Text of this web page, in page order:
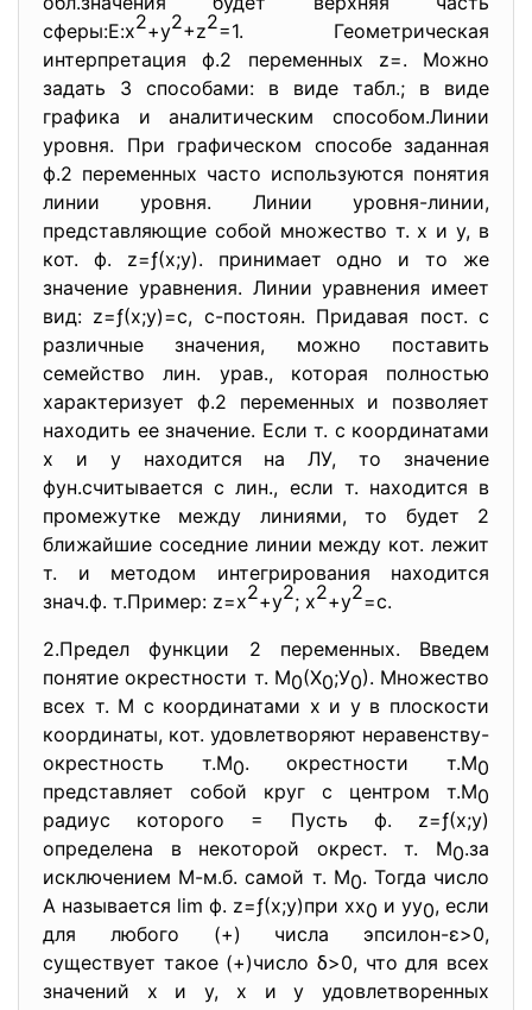
сферы:Е:х2+у2+z2=1. Геометрическая
интерпретация ф.2 переменных z=. Можно
задать 3 способами: в виде табл.; в виде
графика и аналитическим способом.Линии
уровня. При графическом способе заданная
ф.2 переменных часто используются понятия
линии уровня. Линии уровня-линии,
представляющие собой множество т. х и у, в
кот. ф. z=ƒ(х;у). принимает одно и то же
значение уравнения. Линии уравнения имеет
вид: z=ƒ(х;у)=с, с-постоян. Придавая пост. с
различные значения, можно поставить
семейство лин. урав., которая полностью
характеризует ф.2 переменных и позволяет
находить ее значение. Если т. с координатами
х и у находится на ЛУ, то значение
фун.считывается с лин., если т. находится в
промежутке между линиями, то будет 2
ближайшие соседние линии между кот. лежит
т. и методом интегрирования находится
знач.ф. т.Пример: z=х2+у2; х2+у2=с.
2.Предел функции 2 переменных. Введем
понятие окрестности т. М0(Х0;У0). Множество
всех т. М с координатами х и у в плоскости
координаты, кот. удовлетворяют неравенству-
окрестность т.М0. окрестности т.М0
представляет собой круг с центром т.М0
радиус которого = Пусть ф. z=ƒ(х;у)
определена в некоторой окрест. т. М0.за
исключением М-м.б. самой т. М0. Тогда число
А называется lim ф. z=ƒ(х;у)при хх0 и уу0, если
для любого (+) числа эпсилон-ε>0,
существует такое (+)число δ>0, что для всех
значений х и у, х и у удовлетворенных